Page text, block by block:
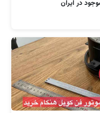
در ایران